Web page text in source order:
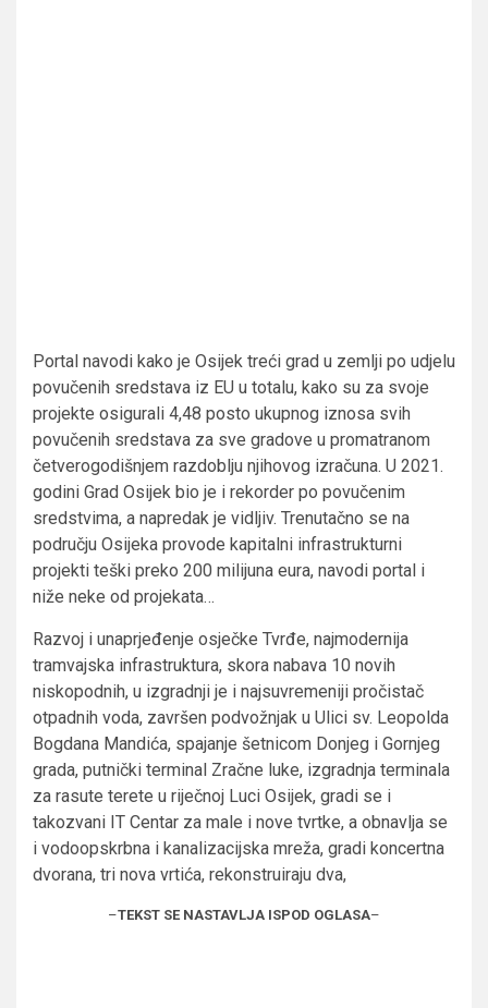
Portal navodi kako je Osijek treći grad u zemlji po udjelu
povučenih sredstava iz EU u totalu, kako su za svoje
projekte osigurali 4,48 posto ukupnog iznosa svih
povučenih sredstava za sve gradove u promatranom
četverogodišnjem razdoblju njihovog izračuna. U 2021.
godini Grad Osijek bio je i rekorder po povučenim
sredstvima, a napredak je vidljiv. Trenutačno se na
području Osijeka provode kapitalni infrastrukturni
projekti teški preko 200 milijuna eura, navodi portal i
niže neke od projekata…
Razvoj i unaprjeđenje osječke Tvrđe, najmodernija
tramvajska infrastruktura, skora nabava 10 novih
niskopodnih, u izgradnji je i najsuvremeniji pročistač
otpadnih voda, završen podvožnjak u Ulici sv. Leopolda
Bogdana Mandića, spajanje šetnicom Donjeg i Gornjeg
grada, putnički terminal Zračne luke, izgradnja terminala
za rasute terete u riječnoj Luci Osijek, gradi se i
takozvani IT Centar za male i nove tvrtke, a obnavlja se
i vodoopskrbna i kanalizacijska mreža, gradi koncertna
dvorana, tri nova vrtića, rekonstruiraju dva,
–TEKST SE NASTAVLJA ISPOD OGLASA–